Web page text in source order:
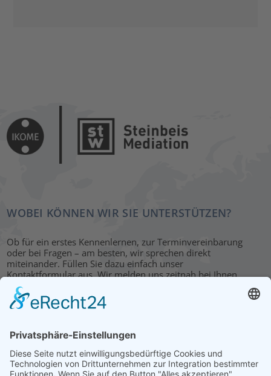
WOBEI KÖNNEN WIR SIE UNTERSTÜTZEN?
Ob für ein erstes Kennenlernen, zur Terminvereinbarung
oder bei Fragen – am besten, wir sprechen direkt
miteinander. Füllen Sie dazu einfach unser
Kontaktformular aus. Wir melden uns zeitnah bei Ihnen.
KONTAKT
HAUPTBÜRO: LEIPZIG